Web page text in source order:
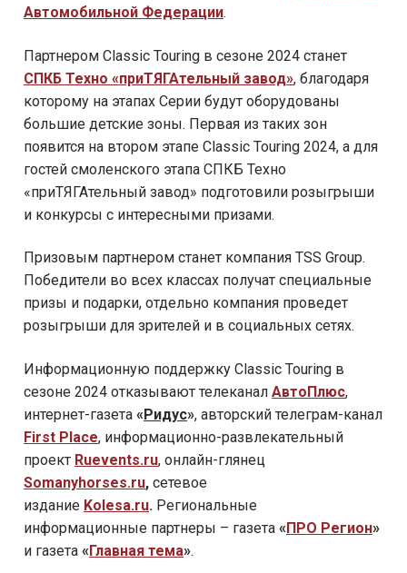
Автомобильной Федерации.
Партнером Classic Touring в сезоне 2024 станет
СПКБ Техно «приТЯГАтельный завод», благодаря
которому на этапах Серии будут оборудованы
большие детские зоны. Первая из таких зон
появится на втором этапе Classic Touring 2024, а для
гостей смоленского этапа СПКБ Техно
«приТЯГАтельный завод» подготовили розыгрыши
и конкурсы с интересными призами.
Призовым партнером станет компания TSS Group.
Победители во всех классах получат специальные
призы и подарки, отдельно компания проведет
розыгрыши для зрителей и в социальных сетях.
Информационную поддержку Classic Touring в
сезоне 2024 отказывают телеканал АвтоПлюс,
интернет-газета «Ридус», авторский телеграм-канал
First Place, информационно-развлекательный
проект Ruevents.ru, онлайн-глянец
Somanyhorses.ru, сетевое
издание Kolesa.ru. Региональные
информационные партнеры – газета «ПРО Регион»
и газета «Главная тема».